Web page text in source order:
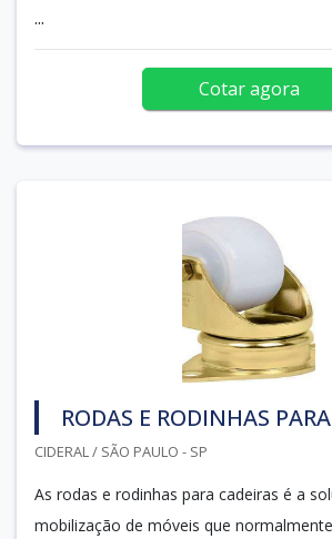
...
Cotar agora
RODAS E RODINHAS
CIDERAL / SÃO PAULO - SP
As rodas e rodinhas para cadeiras é a
mobilização de móveis que